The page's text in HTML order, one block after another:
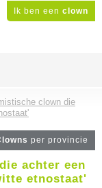
Ik ben een clown
clown die
per provincie
achter een
etnostaat'